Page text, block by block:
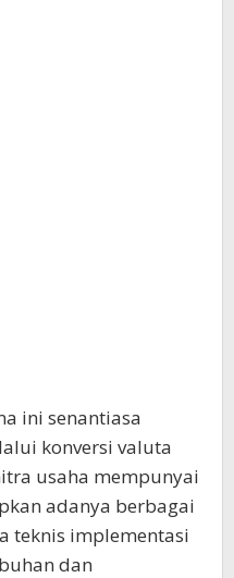
ini senantiasa
konversi valuta
usaha mempunyai
adanya berbagai
teknis implementasi
dan